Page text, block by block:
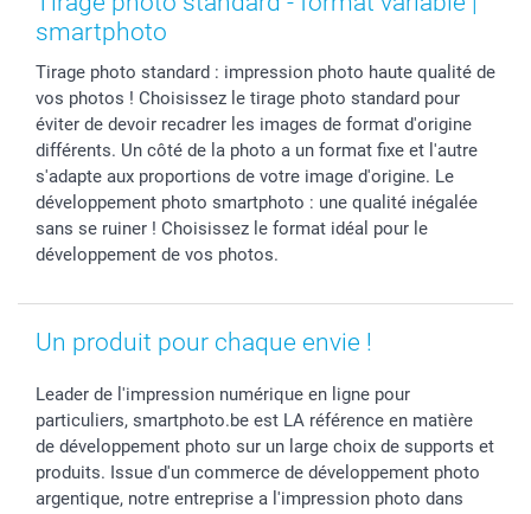
Cadres photo, accessoires déco & bonbons
Dénicheur d'idées cadeau
Fête des Pères
Rentrée des classes
Communion
Saint-Valentin
Vacances
Droit de rétraction
Conditions générales
Vie privée
Gestion des cookies
Tarifs
Investisseurs
Droit de rétractation
smartbonus
Modes de paiement
Modes de livraison
Grandes Quantités
Statut de ma commande
smartphoto
Tirage photo standard : impression photo haute qualité de
vos photos ! Choisissez le tirage photo standard pour
éviter de devoir recadrer les images de format d'origine
différents. Un côté de la photo a un format fixe et l'autre
s'adapte aux proportions de votre image d'origine. Le
développement photo smartphoto : une qualité inégalée
sans se ruiner ! Choisissez le format idéal pour le
développement de vos photos.
Un produit pour chaque envie !
Leader de l'impression numérique en ligne pour
particuliers, smartphoto.be est LA référence en matière
de développement photo sur un large choix de supports et
produits. Issue d'un commerce de développement photo
argentique, notre entreprise a l'impression photo dans